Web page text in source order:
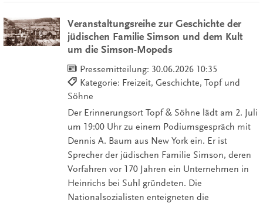
Veranstaltungsreihe zur Geschichte der
jüdischen Familie Simson und dem Kult
um die Simson-Mopeds
Pressemitteilung: 30.06.2026 10:35
Kategorie: Freizeit, Geschichte, Topf und
Söhne
Der Erinnerungsort Topf & Söhne lädt am 2. Juli
um 19:00 Uhr zu einem Podiumsgespräch mit
Dennis A. Baum aus New York ein. Er ist
Sprecher der jüdischen Familie Simson, deren
Vorfahren vor 170 Jahren ein Unternehmen in
Heinrichs bei Suhl gründeten. Die
Nationalsozialisten enteigneten die